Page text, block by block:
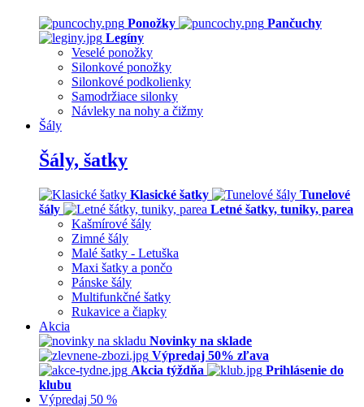
Ponožky
Pančuchy
Legíny
Veselé ponožky
Silonkové ponožky
Silonkové podkolienky
Samodržiace silonky
Návleky na nohy a čižmy
Šály
Šály, šatky
Klasické šatky
Tunelové
šály
Letné šatky, tuniky, parea
Kašmírové šály
Zimné šály
Malé šatky - Letuška
Maxi šatky a pončo
Pánske šály
Multifunkčné šatky
Rukavice a čiapky
Akcia
Novinky na sklade
Výpredaj 50% zľava
Akcia týždňa
Prihlásenie do
klubu
Výpredaj 50 %